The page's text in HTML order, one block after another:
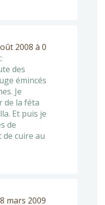
2008 à 0
des
émincés
Je
de la féta
Et puis je
de
de cuire au
mars 2009